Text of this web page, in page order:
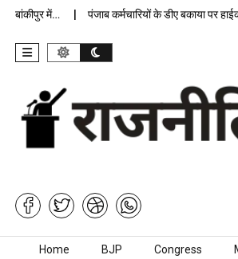
में… पंजाब कर्मचारियों के डीए बकाया पर
Skip to content
Home BJP Congress